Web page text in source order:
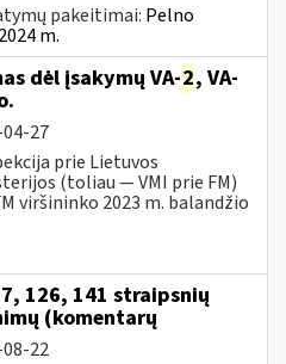
pakeitimai: Pelno
m.
dėl įsakymų VA-2, VA-
27
prie Lietuvos
(toliau ― VMI prie FM)
viršininko 2023 m. balandžio
126, 141 straipsnių
(komentarų
22